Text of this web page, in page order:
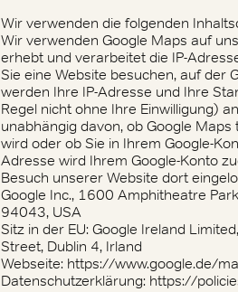
Wir verwenden die folgenden
Wir verwenden Google Maps auf
erhebt und verarbeitet die IP-
Sie eine Website besuchen, auf der
werden Ihre IP-Adresse und Ihre
Regel nicht ohne Ihre Einwilligung)
unabhängig davon, ob Google
wird oder ob Sie in Ihrem Google-
Adresse wird Ihrem Google-Konto
Besuch unserer Website dort
Google Inc., 1600 Amphitheatre
94043, USA
Sitz in der EU: Google Ireland
Street, Dublin 4, Irland
Webseite: https://www.google.de/
Datenschutzerklärung: https://